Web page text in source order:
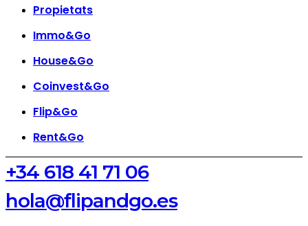
Propietats
Immo&Go
House&Go
Coinvest&Go
Flip&Go
Rent&Go
‪+34 618 41 71 06‬
hola@flipandgo.es